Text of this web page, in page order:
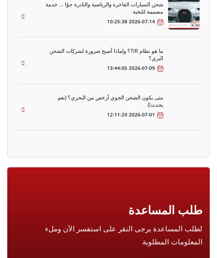
شحن السيارات الفاخرة والرياضية والنادرة جوًا ... خدمة
مصممة للنخبة
2026-07-14 10:25:38
ما هو نظام TIR؟ ولماذا أصبح ضرورة لشركات الشحن
البري؟
2026-07-09 13:44:05
متى يكون الشحن الجوي أرخص من البحري؟ (نعم
يحدث!)
2026-07-01 12:11:20
طلب المساعدة
لطلب المساعدة يرجى النقر على استفسر الآن وملء
المعلومات المطلوبة